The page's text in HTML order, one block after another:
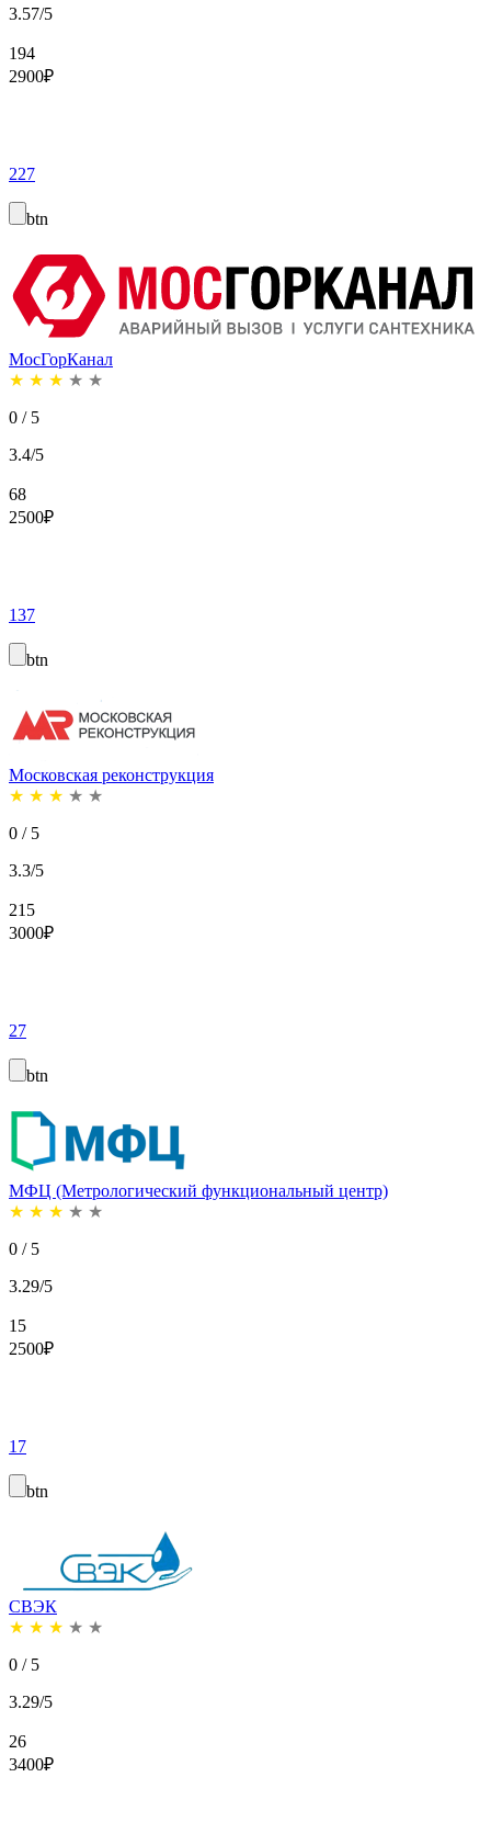
3.57/5
194
2900₽
227
btn
МосГорКанал
★ ★ ★ ★ ★
0 / 5
3.4/5
68
2500₽
137
btn
Московская реконструкция
★ ★ ★ ★ ★
0 / 5
3.3/5
215
3000₽
27
btn
МФЦ (Метрологический функциональный центр)
★ ★ ★ ★ ★
0 / 5
3.29/5
15
2500₽
17
btn
СВЭК
★ ★ ★ ★ ★
0 / 5
3.29/5
26
3400₽